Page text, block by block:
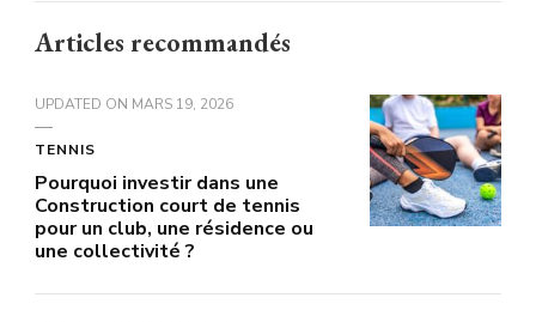
Articles recommandés
UPDATED ON MARS 19, 2026
TENNIS
Pourquoi investir dans une
Construction court de tennis
pour un club, une résidence ou
une collectivité ?